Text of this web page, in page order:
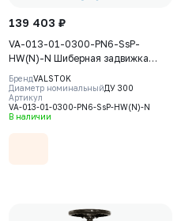
139 403 ₽
VA-013-01-0300-PN6-SsP-
HW(N)-N Шиберная задвижка
Valstok, серия VA, DN0300, PN6,
штурвал, невыдвижной шток,
корпус GJS-400-15 (GGG40), нож
AISI304, седловое уплотнение
БрендVALSTOK
Диаметр номинальныйДУ 300
Артикул
VA-013-01-0300-PN6-SsP-HW(N)-N
В наличии